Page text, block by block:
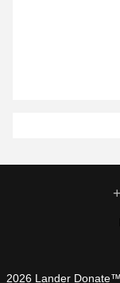
2026 Lander